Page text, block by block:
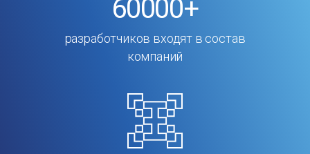
60000+
разработчиков входят в состав
компаний